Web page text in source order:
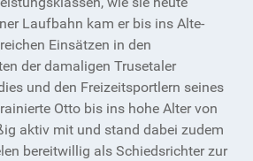
Laufbahn kam er bis ins Alte-
Einsätzen in den
der damaligen Trusetaler
und den Freizeitsportlern seines
Otto bis ins hohe Alter von
aktiv mit und stand dabei zudem
bereitwillig als Schiedsrichter zur